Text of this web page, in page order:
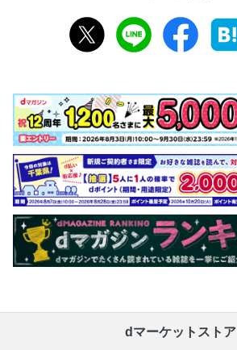
延暦寺（滋賀県大津市）
岩船寺（木津川市）
成相寺（宮津市）
松尾寺（舞鶴市）／穴太寺（亀岡市）
一休寺（京田辺市）
御朱印帳コレクション part2
御朱印こぼれ話
京都の札所めぐりリスト
京都のお寺 Information
dマーケットストア